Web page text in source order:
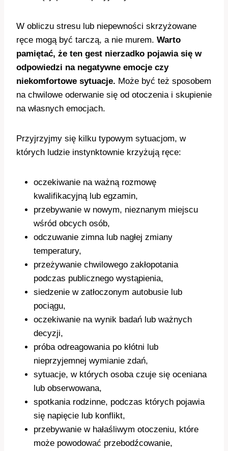
W obliczu stresu lub niepewności skrzyżowane
ręce mogą być tarczą, a nie murem. Warto
pamiętać, że ten gest nierzadko pojawia się w
odpowiedzi na negatywne emocje czy
niekomfortowe sytuacje. Może być też sposobem
na chwilowe oderwanie się od otoczenia i skupienie
na własnych emocjach.
Przyjrzyjmy się kilku typowym sytuacjom, w
których ludzie instynktownie krzyżują ręce:
oczekiwanie na ważną rozmowę
kwalifikacyjną lub egzamin,
przebywanie w nowym, nieznanym miejscu
wśród obcych osób,
odczuwanie zimna lub nagłej zmiany
temperatury,
przeżywanie chwilowego zakłopotania
podczas publicznego wystąpienia,
siedzenie w zatłoczonym autobusie lub
pociągu,
oczekiwanie na wynik badań lub ważnych
decyzji,
próba odreagowania po kłótni lub
nieprzyjemnej wymianie zdań,
sytuacje, w których osoba czuje się oceniana
lub obserwowana,
spotkania rodzinne, podczas których pojawia
się napięcie lub konflikt,
przebywanie w hałaśliwym otoczeniu, które
może powodować przebodźcowanie,